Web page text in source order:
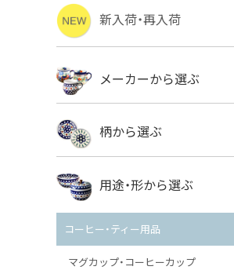
新入荷・再入荷
メーカーから選ぶ
ボレス
VENA
ミレナ
柄から選ぶ
ボレス
用途・形から選ぶ
コーヒー・ティー用品
マグカップ・コーヒーカップ